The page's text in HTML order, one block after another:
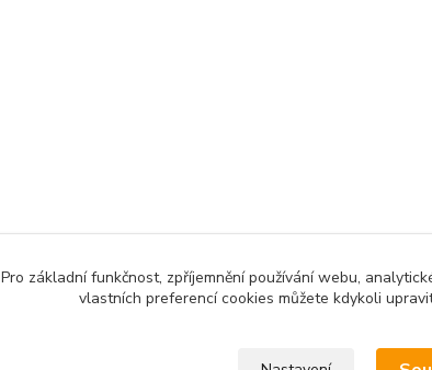
Pro základní funkčnost, zpříjemnění používání webu,
vlastních preferencí cookies můžete kdykoli